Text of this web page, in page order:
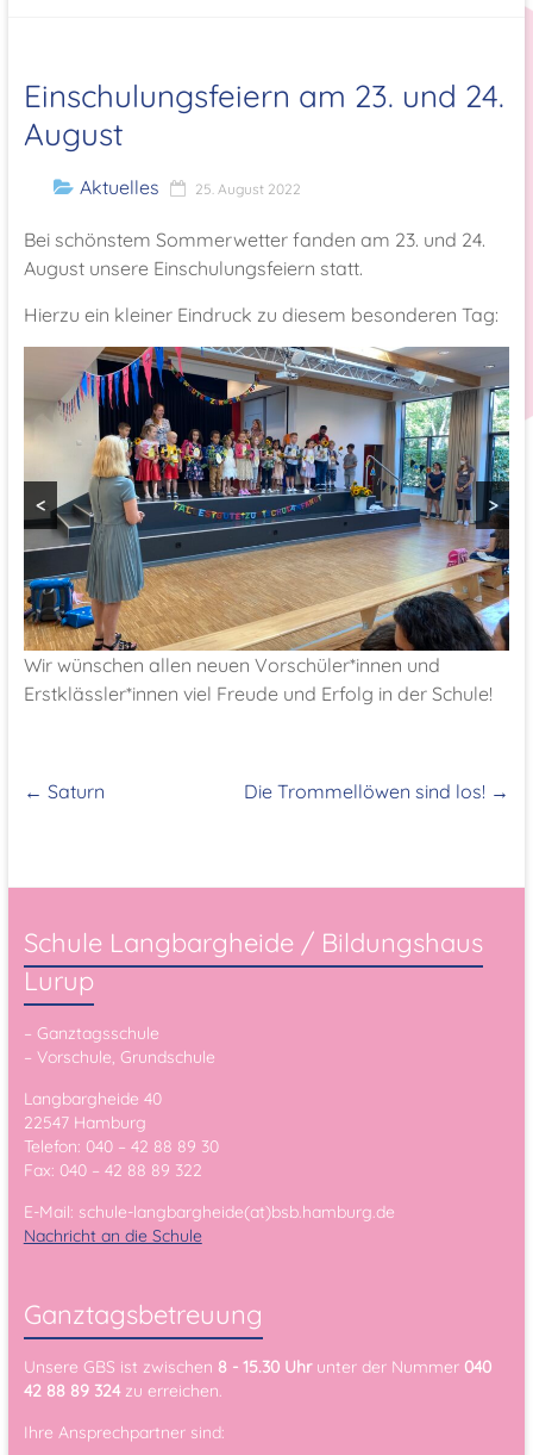
Einschulungsfeiern am 23. und 24.
August
Aktuelles 25. August 2022
Bei schönstem Sommerwetter fanden am 23. und 24.
August unsere Einschulungsfeiern statt.
Hierzu ein kleiner Eindruck zu diesem besonderen Tag:
< >
Wir wünschen allen neuen Vorschüler*innen und
Erstklässler*innen viel Freude und Erfolg in der Schule!
← Saturn Die Trommellöwen sind los! →
Schule Langbargheide / Bildungshaus
Lurup
– Ganztagsschule
– Vorschule, Grundschule
Langbargheide 40
22547 Hamburg
Telefon: 040 – 42 88 89 30
Fax: 040 – 42 88 89 322
E-Mail: schule-langbargheide(at)bsb.hamburg.de
Nachricht an die Schule
Ganztagsbetreuung
Unsere GBS ist zwischen 8 - 15.30 Uhrunter der Nummer 040
42 88 89 324zu erreichen.
Ihre Ansprechpartner sind: